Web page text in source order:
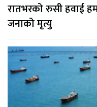
रातभरको रुसी हवाई
जनाको मृत्यु